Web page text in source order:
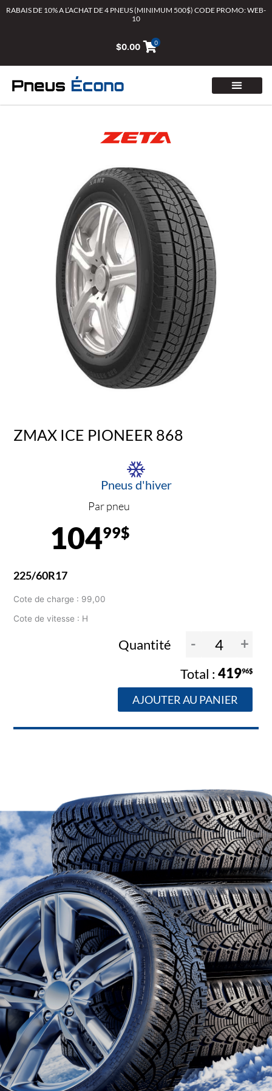
AllerRABAIS DE 10% A L’ACHAT DE 4 PNEUS (MINIMUM 500$) CODE PROMO: WEB-
10
$0.00 0
ZMAX ICE PIONEER 868
Pneus d'hiver
Par pneu
10499$
225/60R17
Cote de charge : 99,00
Cote de vitesse : H
Quantité - +
41996$
AJOUTER AU PANIER